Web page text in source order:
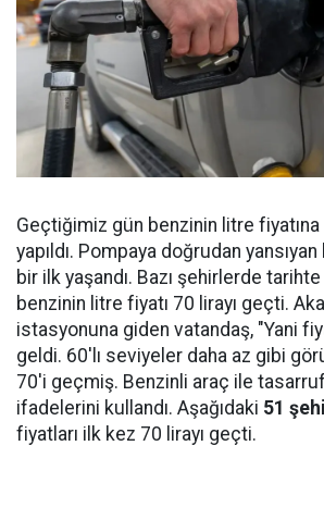
Geçtiğimiz gün benzinin litre fiyatına
yapıldı. Pompaya doğrudan
bir ilk yaşandı. Bazı şehirlerde
benzinin litre fiyatı 70 lirayı geçti.
istasyonuna giden vatandaş, "Yani
geldi. 60'lı seviyeler daha az gibi
70'i geçmiş. Benzinli araç ile
ifadelerini kullandı. Aşağıdaki 51
fiyatları ilk kez 70 lirayı geçti.